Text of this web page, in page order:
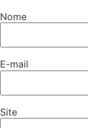
Nome
E-mail
Site